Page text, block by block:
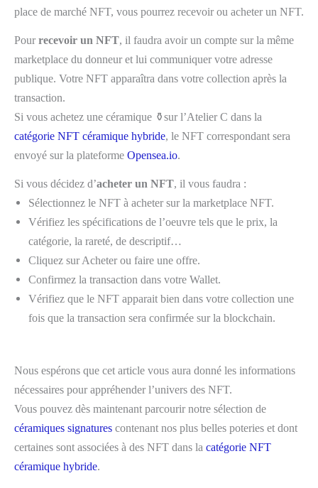
place de marché NFT, vous pourrez recevoir ou acheter un NFT.
Pour recevoir un NFT, il faudra avoir un compte sur la même
marketplace du donneur et lui communiquer votre adresse
publique. Votre NFT apparaîtra dans votre collection après la
transaction.
Si vous achetez une céramique ⚱️sur l’Atelier C dans la
catégorie NFT céramique hybride, le NFT correspondant sera
envoyé sur la plateforme Opensea.io.
Si vous décidez d’acheter un NFT, il vous faudra :
Sélectionnez le NFT à acheter sur la marketplace NFT.
Vérifiez les spécifications de l’oeuvre tels que le prix, la
catégorie, la rareté, de descriptif…
Cliquez sur Acheter ou faire une offre.
Confirmez la transaction dans votre Wallet.
Vérifiez que le NFT apparait bien dans votre collection une
fois que la transaction sera confirmée sur la blockchain.
Nous espérons que cet article vous aura donné les informations
nécessaires pour appréhender l’univers des NFT.
Vous pouvez dès maintenant parcourir notre sélection de
céramiques signatures contenant nos plus belles poteries et dont
certaines sont associées à des NFT dans la catégorie NFT
céramique hybride.